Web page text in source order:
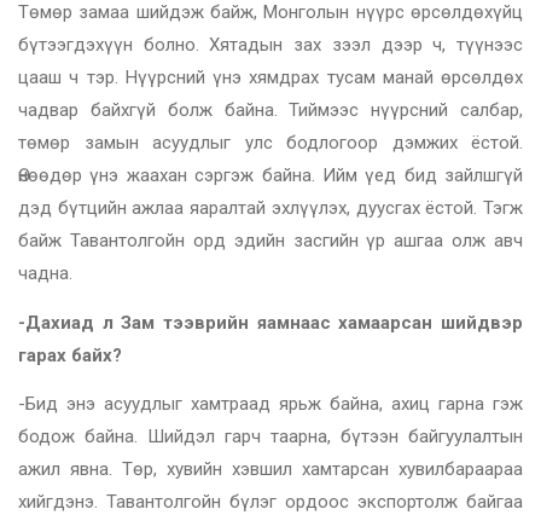
Төмөр замаа шийдэж байж, Монголын нүүрс өрсөлдөхүйц
бүтээгдэхүүн болно. Хятадын зах зээл дээр ч, түүнээс
цааш ч тэр. Нүүрсний үнэ хямдрах тусам манай өрсөлдөх
чадвар байхгүй болж байна. Тиймээс нүүрсний салбар,
төмөр замын асуудлыг улс бодлогоор дэмжих ёстой.
Өнөөдөр үнэ жаахан сэргэж байна. Ийм үед бид зайлшгүй
дэд бүтцийн ажлаа яаралтай эхлүүлэх, дуусгах ёстой. Тэгж
байж Тавантолгойн орд эдийн засгийн үр ашгаа олж авч
чадна.
-Дахиад л Зам тээврийн яамнаас хамаарсан шийдвэр
гарах байх?
-Бид энэ асуудлыг хамтраад ярьж байна, ахиц гарна гэж
бодож байна. Шийдэл гарч таарна, бүтээн байгуулалтын
ажил явна. Төр, хувийн хэвшил хамтарсан хувилбараараа
хийгдэнэ. Тавантолгойн бүлэг ордоос экспортолж байгаа